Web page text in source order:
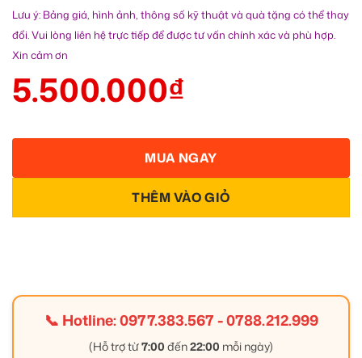
Lưu ý: Bảng giá, hình ảnh, thông số kỹ thuật và quà tặng có thể thay
đổi. Vui lòng liên hệ trực tiếp để được tư vấn chính xác và phù hợp.
Xin cảm ơn
5.500.000₫
THÊM VÀO GIỎ
MUA NGAY
📞 Hotline:0977.383.567-0788.212.999
(Hỗ trợ từ7:00 đến22:00 mỗi ngày)